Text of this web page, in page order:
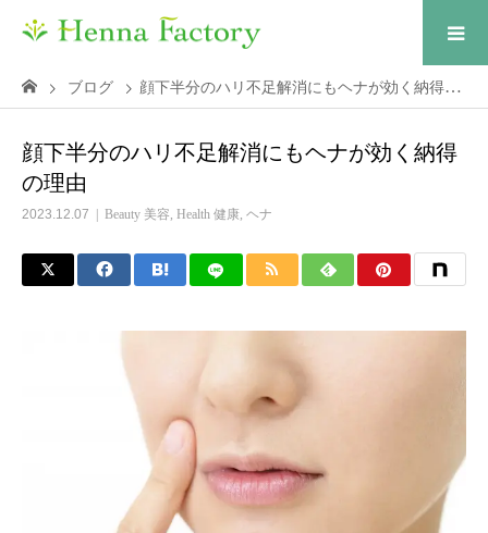
ブログ 顔下半分のハリ不足解消にもヘナが効く納得の理由
顔下半分のハリ不足解消にもヘナが効く納得
の理由
2023.12.07 Beauty 美容, Health 健康, ヘナ